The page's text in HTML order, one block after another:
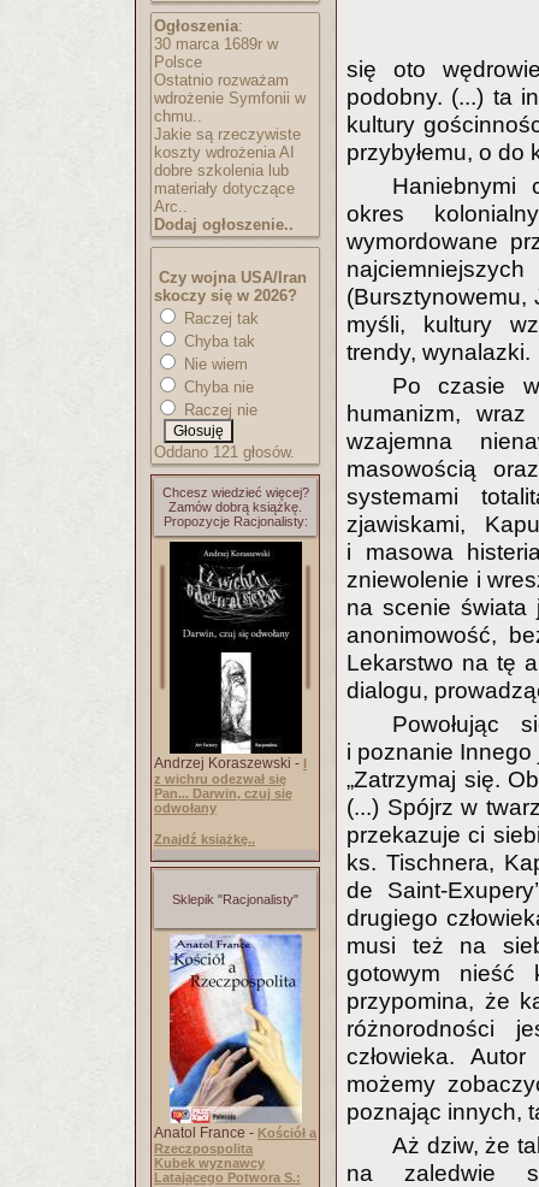
Ogłoszenia:
30 marca 1689r w
Polsce
Ostatnio rozważam
wdrożenie Symfonii w
chmu..
Jakie są rzeczywiste
koszty wdrożenia AI
dobre szkolenia lub
materiały dotyczące
Arc..
Dodaj ogłoszenie..
Czy wojna USA/Iran
skoczy się w 2026?
Raczej tak
Chyba tak
Nie wiem
Chyba nie
Raczej nie
Oddano 121 głosów.
Chcesz wiedzieć więcej?
Zamów dobrą książkę.
Propozycje Racjonalisty:
Andrzej Koraszewski - I
z wichru odezwał się
Pan... Darwin, czuj się
odwołany
Znajdź książkę..
Sklepik "Racjonalisty"
Anatol France - Kościół a
Rzeczpospolita
Kubek wyznawcy
Latającego Potwora S.:
się oto
podobny. (...) ta
kultury
przybyłemu, o
Haniebnymi
okres
wymordowane
(Bursztynowemu,
myśli, kultury
trendy, wynalazki.
Po czasie
humanizm,
wzajemna
masowością
systemami
zjawiskami,
i masowa
zniewolenie i
na scenie świata
anonimowość,
Lekarstwo na tę
dialogu,
Powołując
i poznanie Innego
„Zatrzymaj się.
(...) Spójrz w
przekazuje ci
ks. Tischnera,
de Saint-
drugiego
musi też na
gotowym nieść
przypomina, że
różnorodności
człowieka.
możemy
poznając innych,
Aż dziw, że
na zaledwie